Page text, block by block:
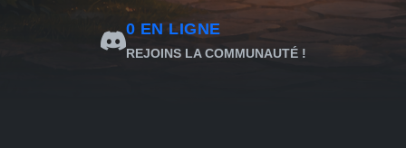
0 EN LIGNE
REJOINS LA COMMUNAUTÉ !